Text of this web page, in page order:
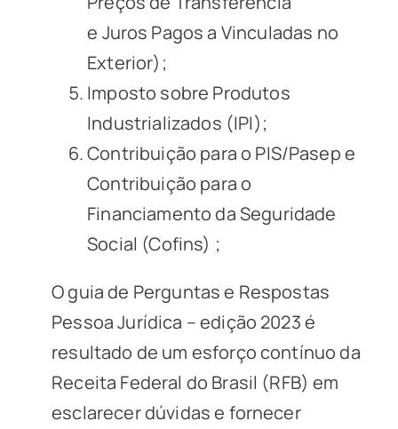
e Juros Pagos a Vinculadas no
Exterior);
Imposto sobre Produtos
Industrializados (IPI);
Contribuição para o PIS/Pasep e
Contribuição para o
Financiamento da Seguridade
Social (Cofins) ;
O guia de Perguntas e Respostas
Pessoa Jurídica – edição 2023 é
resultado de um esforço contínuo da
Receita Federal do Brasil (RFB) em
esclarecer dúvidas e fornecer